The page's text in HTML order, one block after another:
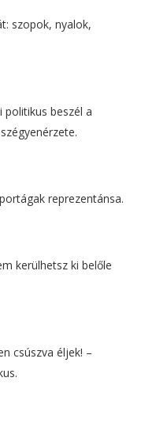
szopok, nyalok,
politikus beszél a
reprezentánsa.
kerülhetsz ki belőle
csúszva éljek! –